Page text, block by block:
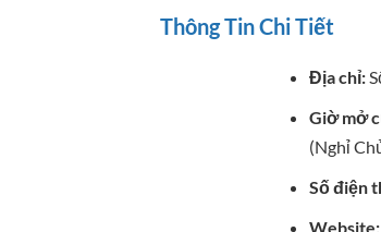
Thông Tin Chi Tiết
Địa chỉ:
Giờ mở
(Nghỉ
Số điện
Website: